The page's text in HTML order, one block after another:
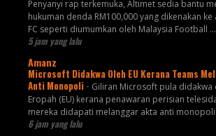
Penyanyi rap terkemuka, Altimet sedia bantu
hukuman denda RM100,000 yang dikenakan ke
FC seperti diumumkan oleh Malaysia Football ...
5 jam yang lalu
Amanz
Microsoft Didakwa Oleh EU Kerana Teams
Anti Monopoli - Giliran Microsoft pula didakwa
Eropah (EU) kerana penawaran perisian
mereka didapati melanggar akta anti
6 jam yang lalu